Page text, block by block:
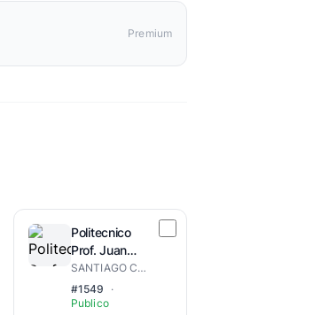
Premium
Politecnico
Prof. Juan
Emilio Bosch
Gaviño
SANTIAGO CENTRO-OESTE
#1549
·
Publico